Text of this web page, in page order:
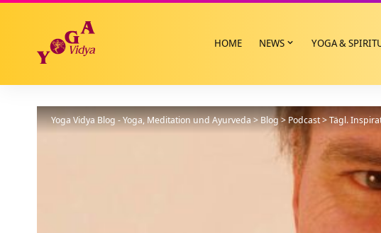
HOME NEWS YOGA &
Yoga Vidya Blog - Yoga, Meditation und Ayurveda>Blog>Podcast>Tägl.